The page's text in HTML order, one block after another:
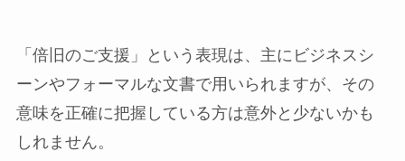
「倍旧のご支援」という表現は、主にビジネスシ
ーンやフォーマルな文書で用いられますが、その
意味を正確に把握している方は意外と少ないかも
しれません。